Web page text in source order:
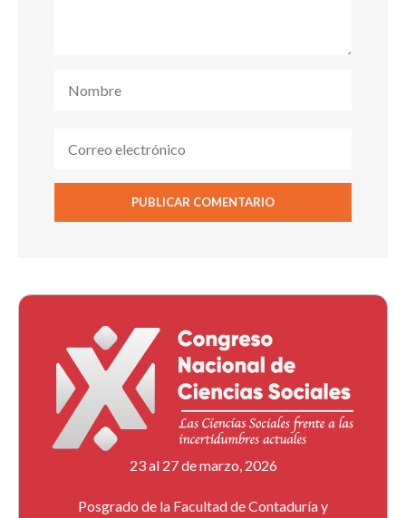
23 al 27 de marzo, 2026
Posgrado de la Facultad de Contaduría y